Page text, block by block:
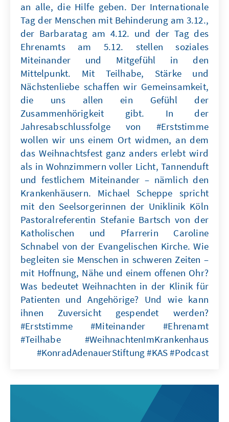
an alle, die Hilfe geben. Der Internationale
Tag der Menschen mit Behinderung am 3.12.,
der Barbaratag am 4.12. und der Tag des
Ehrenamts am 5.12. stellen soziales
Miteinander und Mitgefühl in den
Mittelpunkt. Mit Teilhabe, Stärke und
Nächstenliebe schaffen wir Gemeinsamkeit,
die uns allen ein Gefühl der
Zusammenhörigkeit gibt. In der
Jahresabschlussfolge von #Erststimme
wollen wir uns einem Ort widmen, an dem
das Weihnachtsfest ganz anders erlebt wird
als in Wohnzimmern voller Licht, Tannenduft
und festlichem Miteinander – nämlich den
Krankenhäusern. Michael Scheppe spricht
mit den Seelsorgerinnen der Uniklinik Köln
Pastoralreferentin Stefanie Bartsch von der
Katholischen und Pfarrerin Caroline
Schnabel von der Evangelischen Kirche. Wie
begleiten sie Menschen in schweren Zeiten –
mit Hoffnung, Nähe und einem offenen Ohr?
Was bedeutet Weihnachten in der Klinik für
Patienten und Angehörige? Und wie kann
ihnen Zuversicht gespendet werden?
#Erststimme #Miteinander #Ehrenamt
#Teilhabe #WeihnachtenImKrankenhaus
#KonradAdenauerStiftung #KAS #Podcast